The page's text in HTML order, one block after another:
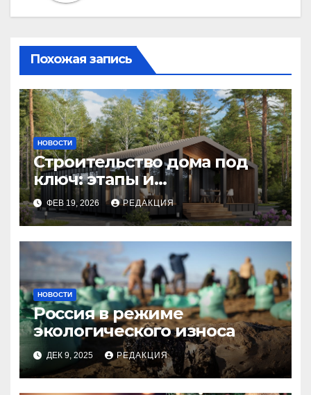
Похожая запись
НОВОСТИ
Строительство дома под
ключ: этапы и
планирование бюджета
ФЕВ 19, 2026 РЕДАКЦИЯ
НОВОСТИ
Россия в режиме
экологического износа
ДЕК 9, 2025 РЕДАКЦИЯ